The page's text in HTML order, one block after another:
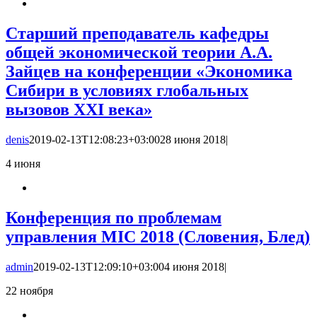
Старший преподаватель кафедры
общей экономической теории А.А.
Зайцев на конференции «Экономика
Сибири в условиях глобальных
вызовов XXI века»
denis2019-02-13T12:08:23+03:0028 июня 2018|
4 июня
Конференция по проблемам
управления MIC 2018 (Словения, Блед)
admin2019-02-13T12:09:10+03:004 июня 2018|
22 ноября